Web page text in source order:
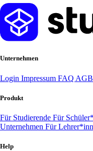
Unternehmen
Login Impressum FAQ AGB
Produkt
Für Studierende Für
Unternehmen Für
Help